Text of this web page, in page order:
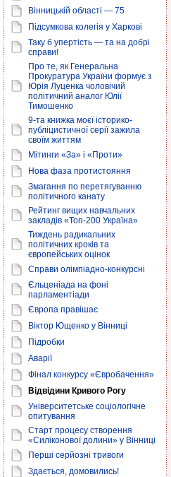
Вінницькій області — 75
Підсумкова колегія у Харкові
Таку б упертість — та на добрі
справи!
Про те, як Генеральна
Прокуратура України формує з
Юрія Луценка чоловічий
політичний аналог Юлії
Тимошенко
9-та книжка моєї історико-
публіцистичної серії зажила
своїм життям
Мітинги «За» і «Проти»
Нова фаза протистояння
Змагання по перетягуванню
політичного канату
Рейтинг вищих навчальних
закладів «Топ-200 Україна»
Тиждень радикальних
політичних кроків та
європейських оцінок
Справи олімпіадно-конкурсні
Єльценіада на фоні
парламентіади
Європа правішає
Віктор Ющенко у Вінниці
Підробки
Аварії
Фінал конкурсу «Євробачення»
Відвідини Кривого Рогу
Університетське соціологічне
опитування
Старт процесу створення
«Силіконової долини» у Вінниці
Перші серйозні тривоги
Здається, домовились!